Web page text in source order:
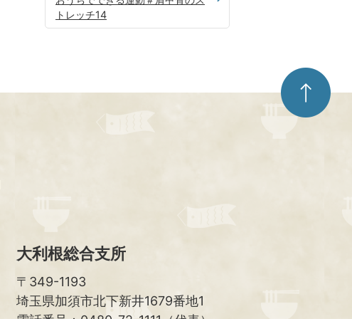
トレッチ14
ペ
ー
ジ
大利根総合支所
〒349-1193
埼玉県加須市北下新井1679番地1